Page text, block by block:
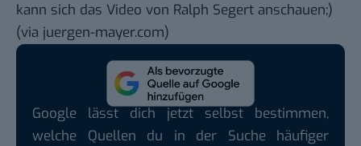
kann sich das Video von Ralph Segert anschauen;)
(via juergen-mayer.com)
Google lässt dich jetzt selbst bestimmen,
welche Quellen du in der Suche häufiger